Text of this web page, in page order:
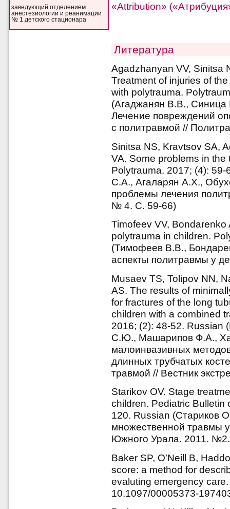
заведующий отделением
анестезиологии и реанимации
№ 1 детского стационара
«Attribution»
Литература
Agadzhanyan VV, Sinitsa
Treatment of injuries of
with polytrauma.
(Агаджанян В.В.,
Лечение повреждений
с политравмой //
Sinitsa NS, Kravtsov SA,
VA. Some problems in
Polytrauma. 2017; (4):
С.А., Агаларян А.Х.,
проблемы лечения
№ 4. С. 59-66)
Timofeev VV,
polytrauma in children.
(Тимофеев В.В.,
аспекты политравмы у
Musaev TS, Tolipov NN,
AS. The results of
for fractures of the long
children with a combined
2016; (2): 48-52. Russian
С.Ю., Машарипов Ф.А.,
малоинвазивных
длинных трубчатых
травмой // Вестник
Starikov OV. Stage
children. Pediatric Bulletin
120. Russian (Стариков
множественной травмы
Южного Урала. 2011.
Baker SP, O′Neill В,
score: a method for
evaluting emergency
10.1097/00005373-